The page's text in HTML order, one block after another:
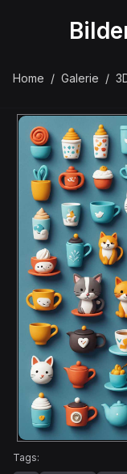
Home / Galerie /
Tags: